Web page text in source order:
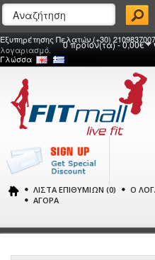
Γλώσσα
0 προϊόν(τα) - 0,00€
Εξυπηρέτησης Πελατών (+30)
λογαριασμό.
ΛΊΣΤΑ ΕΠΙΘΥΜΙΏΝ (0) Ο
ΑΓΟΡΆ